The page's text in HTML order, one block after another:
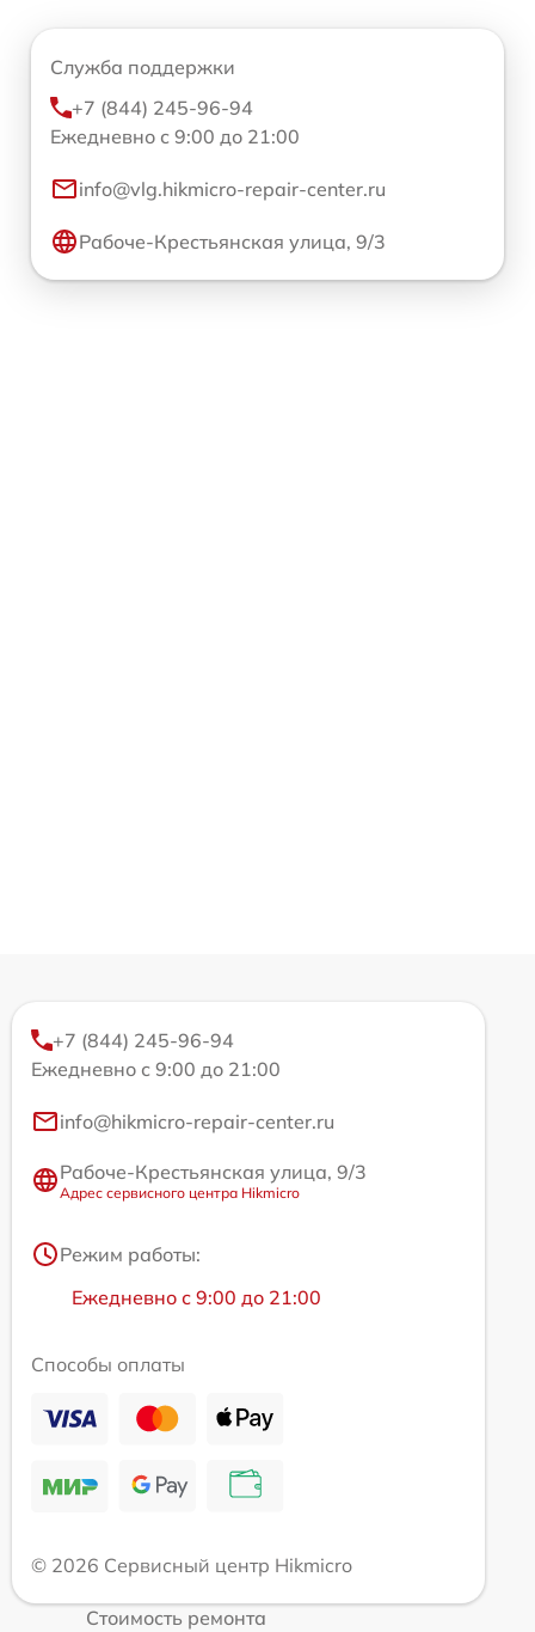
Служба поддержки
+7 (844) 245-96-94
Ежедневно с 9:00 до 21:00
info@vlg.hikmicro-repair-center.ru
Рабоче-Крестьянская улица, 9/3
+7 (844) 245-96-94
Ежедневно с 9:00 до 21:00
info@hikmicro-repair-center.ru
Рабоче-Крестьянская улица, 9/3
Адрес сервисного центра Hikmicro
Режим работы:
Ежедневно с 9:00 до 21:00
Способы оплаты
© 2026 Сервисный центр Hikmicro
Стоимость ремонта